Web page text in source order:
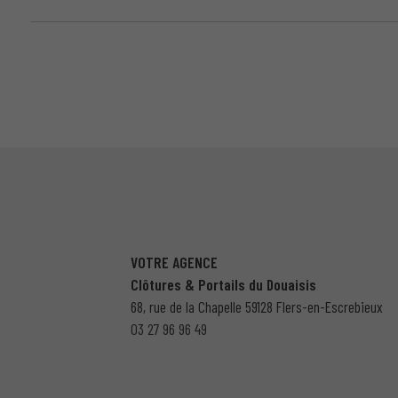
VOTRE AGENCE
Clôtures & Portails du Douaisis
68, rue de la Chapelle 59128 Flers-en-Escrebieux
03 27 96 96 49